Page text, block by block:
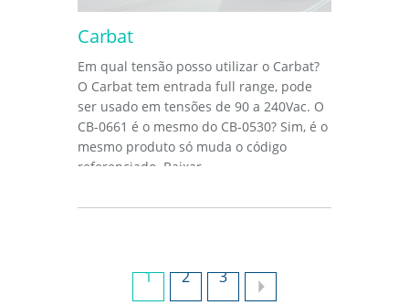
Carbat
Em qual tensão posso utilizar o Carbat?
O Carbat tem entrada full range, pode
ser usado em tensões de 90 a 240Vac. O
CB-0661 é o mesmo do CB-0530? Sim, é o
mesmo produto só muda o código
referenciado. Baixar...
1 2 3